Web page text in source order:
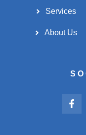
Services
About Us
F
a